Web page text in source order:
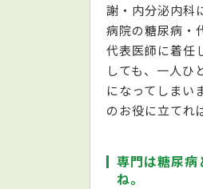
謝・内分泌内科
病院の糖尿病・
代表医師に着任
しても、一人ひ
になってしまい
のお役に立てれ
専門は糖尿
ね。